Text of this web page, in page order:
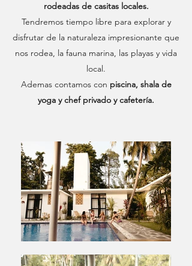
rodeadas de casitas locales.
Tendremos tiempo libre para explorar y
disfrutar de la naturaleza impresionante que
nos rodea, la fauna marina, las playas y vida
local.
Ademas contamos con piscina, shala de
yoga y chef privado y cafetería.